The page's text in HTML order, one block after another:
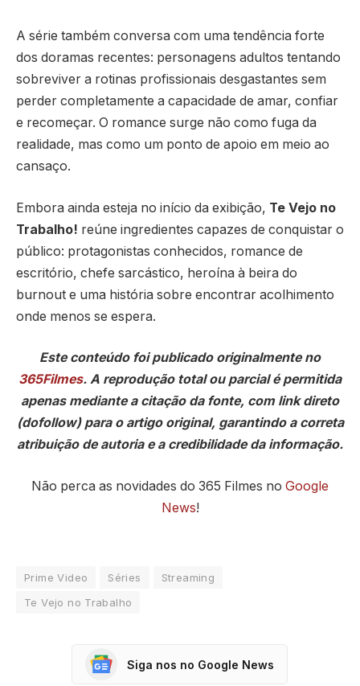
A série também conversa com uma tendência forte
dos doramas recentes: personagens adultos tentando
sobreviver a rotinas profissionais desgastantes sem
perder completamente a capacidade de amar, confiar
e recomeçar. O romance surge não como fuga da
realidade, mas como um ponto de apoio em meio ao
cansaço.
Embora ainda esteja no início da exibição, Te Vejo no
Trabalho! reúne ingredientes capazes de conquistar o
público: protagonistas conhecidos, romance de
escritório, chefe sarcástico, heroína à beira do
burnout e uma história sobre encontrar acolhimento
onde menos se espera.
Este conteúdo foi publicado originalmente no
365Filmes. A reprodução total ou parcial é permitida
apenas mediante a citação da fonte, com link direto
(dofollow) para o artigo original, garantindo a correta
atribuição de autoria e a credibilidade da informação.
Não perca as novidades do 365 Filmes no Google
News!
Prime Video Séries
Streaming
Te Vejo no Trabalho
Siga nos no Google News